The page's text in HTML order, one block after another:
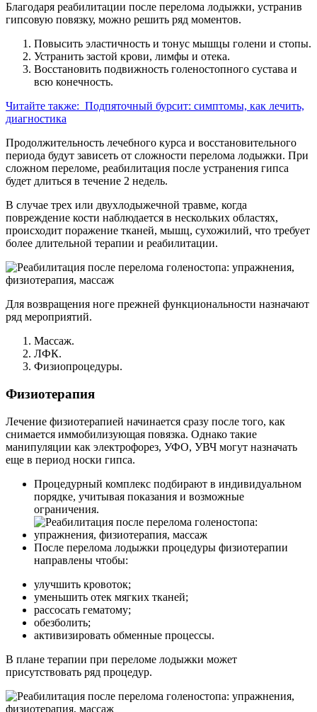
Благодаря реабилитации после перелома лодыжки, устранив
гипсовую повязку, можно решить ряд моментов.
Повысить эластичность и тонус мышцы голени и стопы.
Устранить застой крови, лимфы и отека.
Восстановить подвижность голеностопного сустава и
всю конечность.
Читайте также: Подпяточный бурсит: симптомы, как лечить,
диагностика
Продолжительность лечебного курса и восстановительного
периода будут зависеть от сложности перелома лодыжки. При
сложном переломе, реабилитация после устранения гипса
будет длиться в течение 2 недель.
В случае трех или двухлодыжечной травме, когда
повреждение кости наблюдается в нескольких областях,
происходит поражение тканей, мышц, сухожилий, что требует
более длительной терапии и реабилитации.
Для возвращения ноге прежней функциональности назначают
ряд мероприятий.
Массаж.
ЛФК.
Физиопроцедуры.
Физиотерапия
Лечение физиотерапией начинается сразу после того, как
снимается иммобилизующая повязка. Однако такие
манипуляции как электрофорез, УФО, УВЧ могут назначать
еще в период носки гипса.
Процедурный комплекс подбирают в индивидуальном
порядке, учитывая показания и возможные
ограничения.
После перелома лодыжки процедуры физиотерапии
направлены чтобы:
улучшить кровоток;
уменьшить отек мягких тканей;
рассосать гематому;
обезболить;
активизировать обменные процессы.
В плане терапии при переломе лодыжки может
присутствовать ряд процедур.